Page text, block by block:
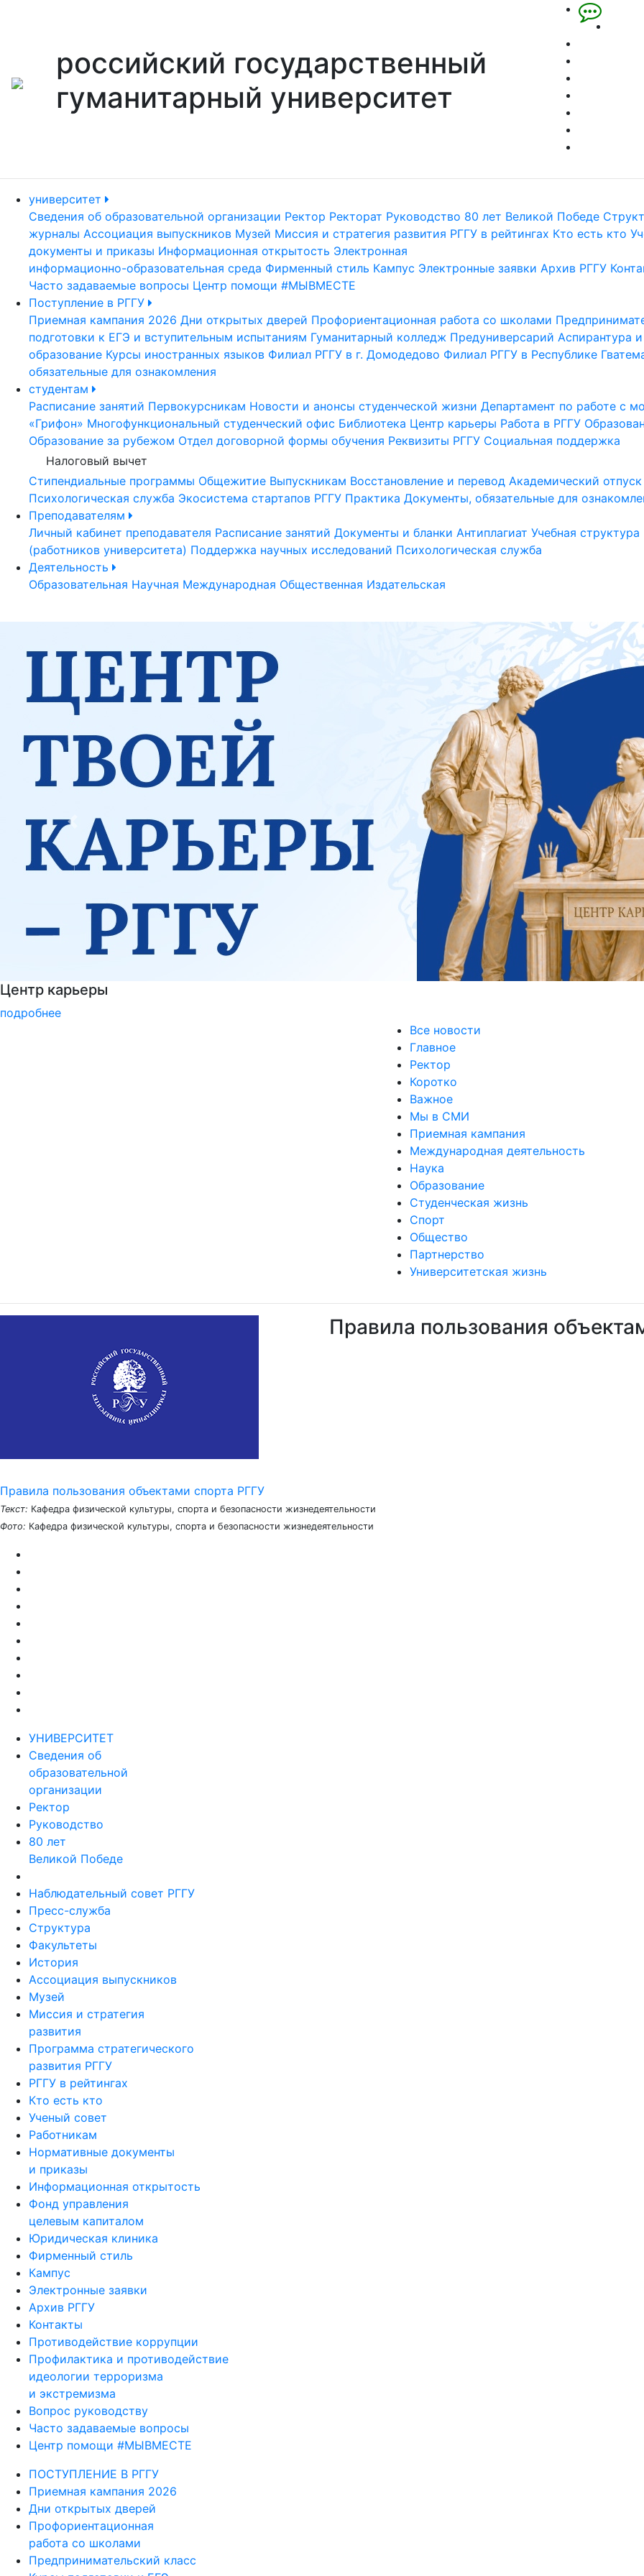
российский государственный
гуманитарный университет
университет
Сведения об образовательной организации Ректор Ректорат Руководство 80 лет Великой Победе
журналы Ассоциация выпускников Музей Миссия и стратегия развития РГГУ в рейтингах Кто есть кто
документы и приказы Информационная открытость Электронная
информационно-образовательная среда Фирменный стиль Кампус Электронные заявки Архив РГГУ
Часто задаваемые вопросы Центр помощи #МЫВМЕСТЕ
Поступление в РГГУ
Приемная кампания 2026 Дни открытых дверей Профориентационная работа со школами
подготовки к ЕГЭ и вступительным испытаниям Гуманитарный колледж Предуниверсарий Аспирантура
образование Курсы иностранных языков Филиал РГГУ в г. Домодедово Филиал РГГУ в Республике
обязательные для ознакомления
студентам
Расписание занятий Первокурсникам Новости и анонсы студенческой жизни Департамент по работе с
«Грифон» Многофункциональный студенческий офис Библиотека Центр карьеры Работа в РГГУ
Образование за рубежом Отдел договорной формы обучения Реквизиты РГГУ Социальная поддержка
Налоговый вычет
Стипендиальные программы Общежитие Выпускникам Восстановление и перевод Академический отпуск
Психологическая служба Экосистема стартапов РГГУ Практика Документы, обязательные для
Преподавателям
Личный кабинет преподавателя Расписание занятий Документы и бланки Антиплагиат Учебная структура
(работников университета) Поддержка научных исследований Психологическая служба
Деятельность
Образовательная Научная Международная Общественная Издательская
Узнать больше о музейных экспонатах и актуальных выставках
подробнее
Previous
Все новости
Главное
Ректор
Коротко
Важное
Мы в СМИ
Приемная кампания
Международная деятельность
Наука
Образование
Студенческая жизнь
Спорт
Общество
Партнерство
Университетская жизнь
Правила пользования
Правила пользования объектами спорта РГГУ
Текст: Кафедра физической культуры, спорта и безопасности жизнедеятельности
Фото: Кафедра физической культуры, спорта и безопасности жизнедеятельности
УНИВЕРСИТЕТ
Сведения об
образовательной
организации
Ректор
Руководство
80 лет
Великой Победе
Наблюдательный совет РГГУ
Пресс-служба
Структура
Факультеты
История
Ассоциация выпускников
Музей
Миссия и стратегия
развития
Программа стратегического
развития РГГУ
РГГУ в рейтингах
Кто есть кто
Ученый совет
Работникам
Нормативные документы
и приказы
Информационная открытость
Фонд управления
целевым капиталом
Юридическая клиника
Фирменный стиль
Кампус
Электронные заявки
Архив РГГУ
Контакты
Противодействие коррупции
Профилактика и противодействие
идеологии терроризма
и экстремизма
Вопрос руководству
Часто задаваемые вопросы
Центр помощи #МЫВМЕСТЕ
ПОСТУПЛЕНИЕ В РГГУ
Приемная кампания 2026
Дни открытых дверей
Профориентационная
работа со школами
Предпринимательский класс